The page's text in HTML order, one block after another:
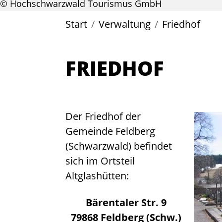
© Hochschwarzwald Tourismus GmbH
Start Verwaltung Friedhof
FRIEDHOF
Der Friedhof der
Gemeinde Feldberg
(Schwarzwald) befindet
sich im Ortsteil
Altglashütten:
Bärentaler Str. 9
79868 Feldberg (Schw.)